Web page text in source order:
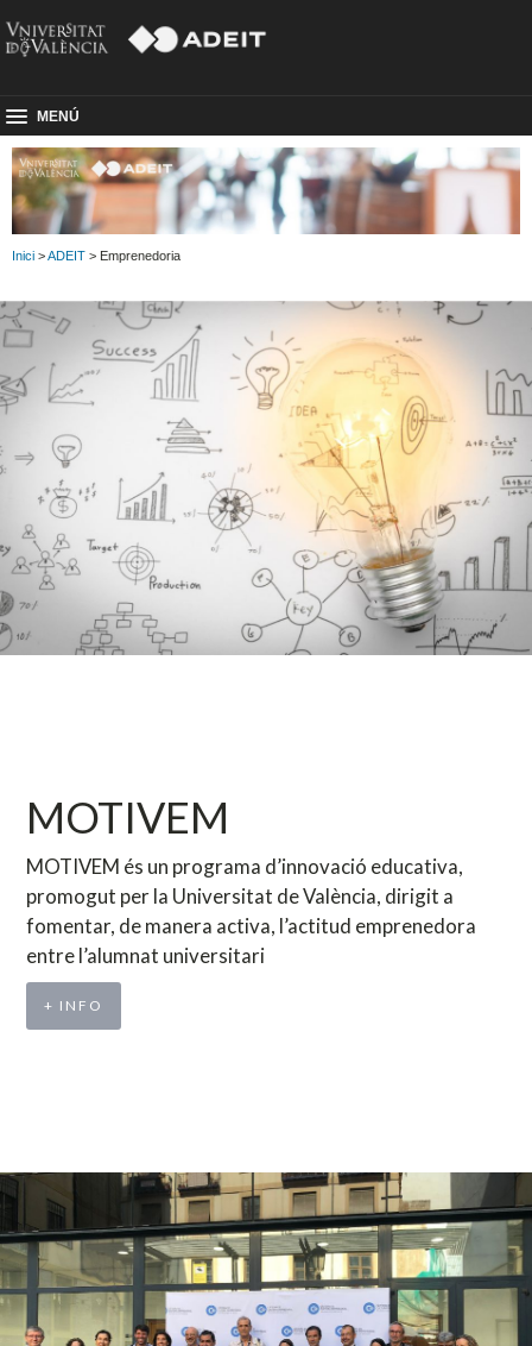
MENÚ
Inici >ADEIT > Emprenedoria
MOTIVEM
MOTIVEM és un programa d’innovació educativa,
promogut per la Universitat de València, dirigit a
fomentar, de manera activa, l’actitud emprenedora
entre l’alumnat universitari
+ INFO